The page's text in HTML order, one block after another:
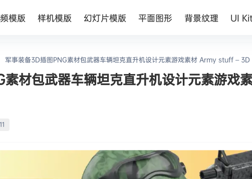
模版 样机模版 幻灯片模版 平面图形 背景纹理 UI
军事装备3D插图PNG素材包武器车辆坦克直升机设计元素游戏素材 Army stuff –
素材包武器车辆坦克直升机设计元素游
11